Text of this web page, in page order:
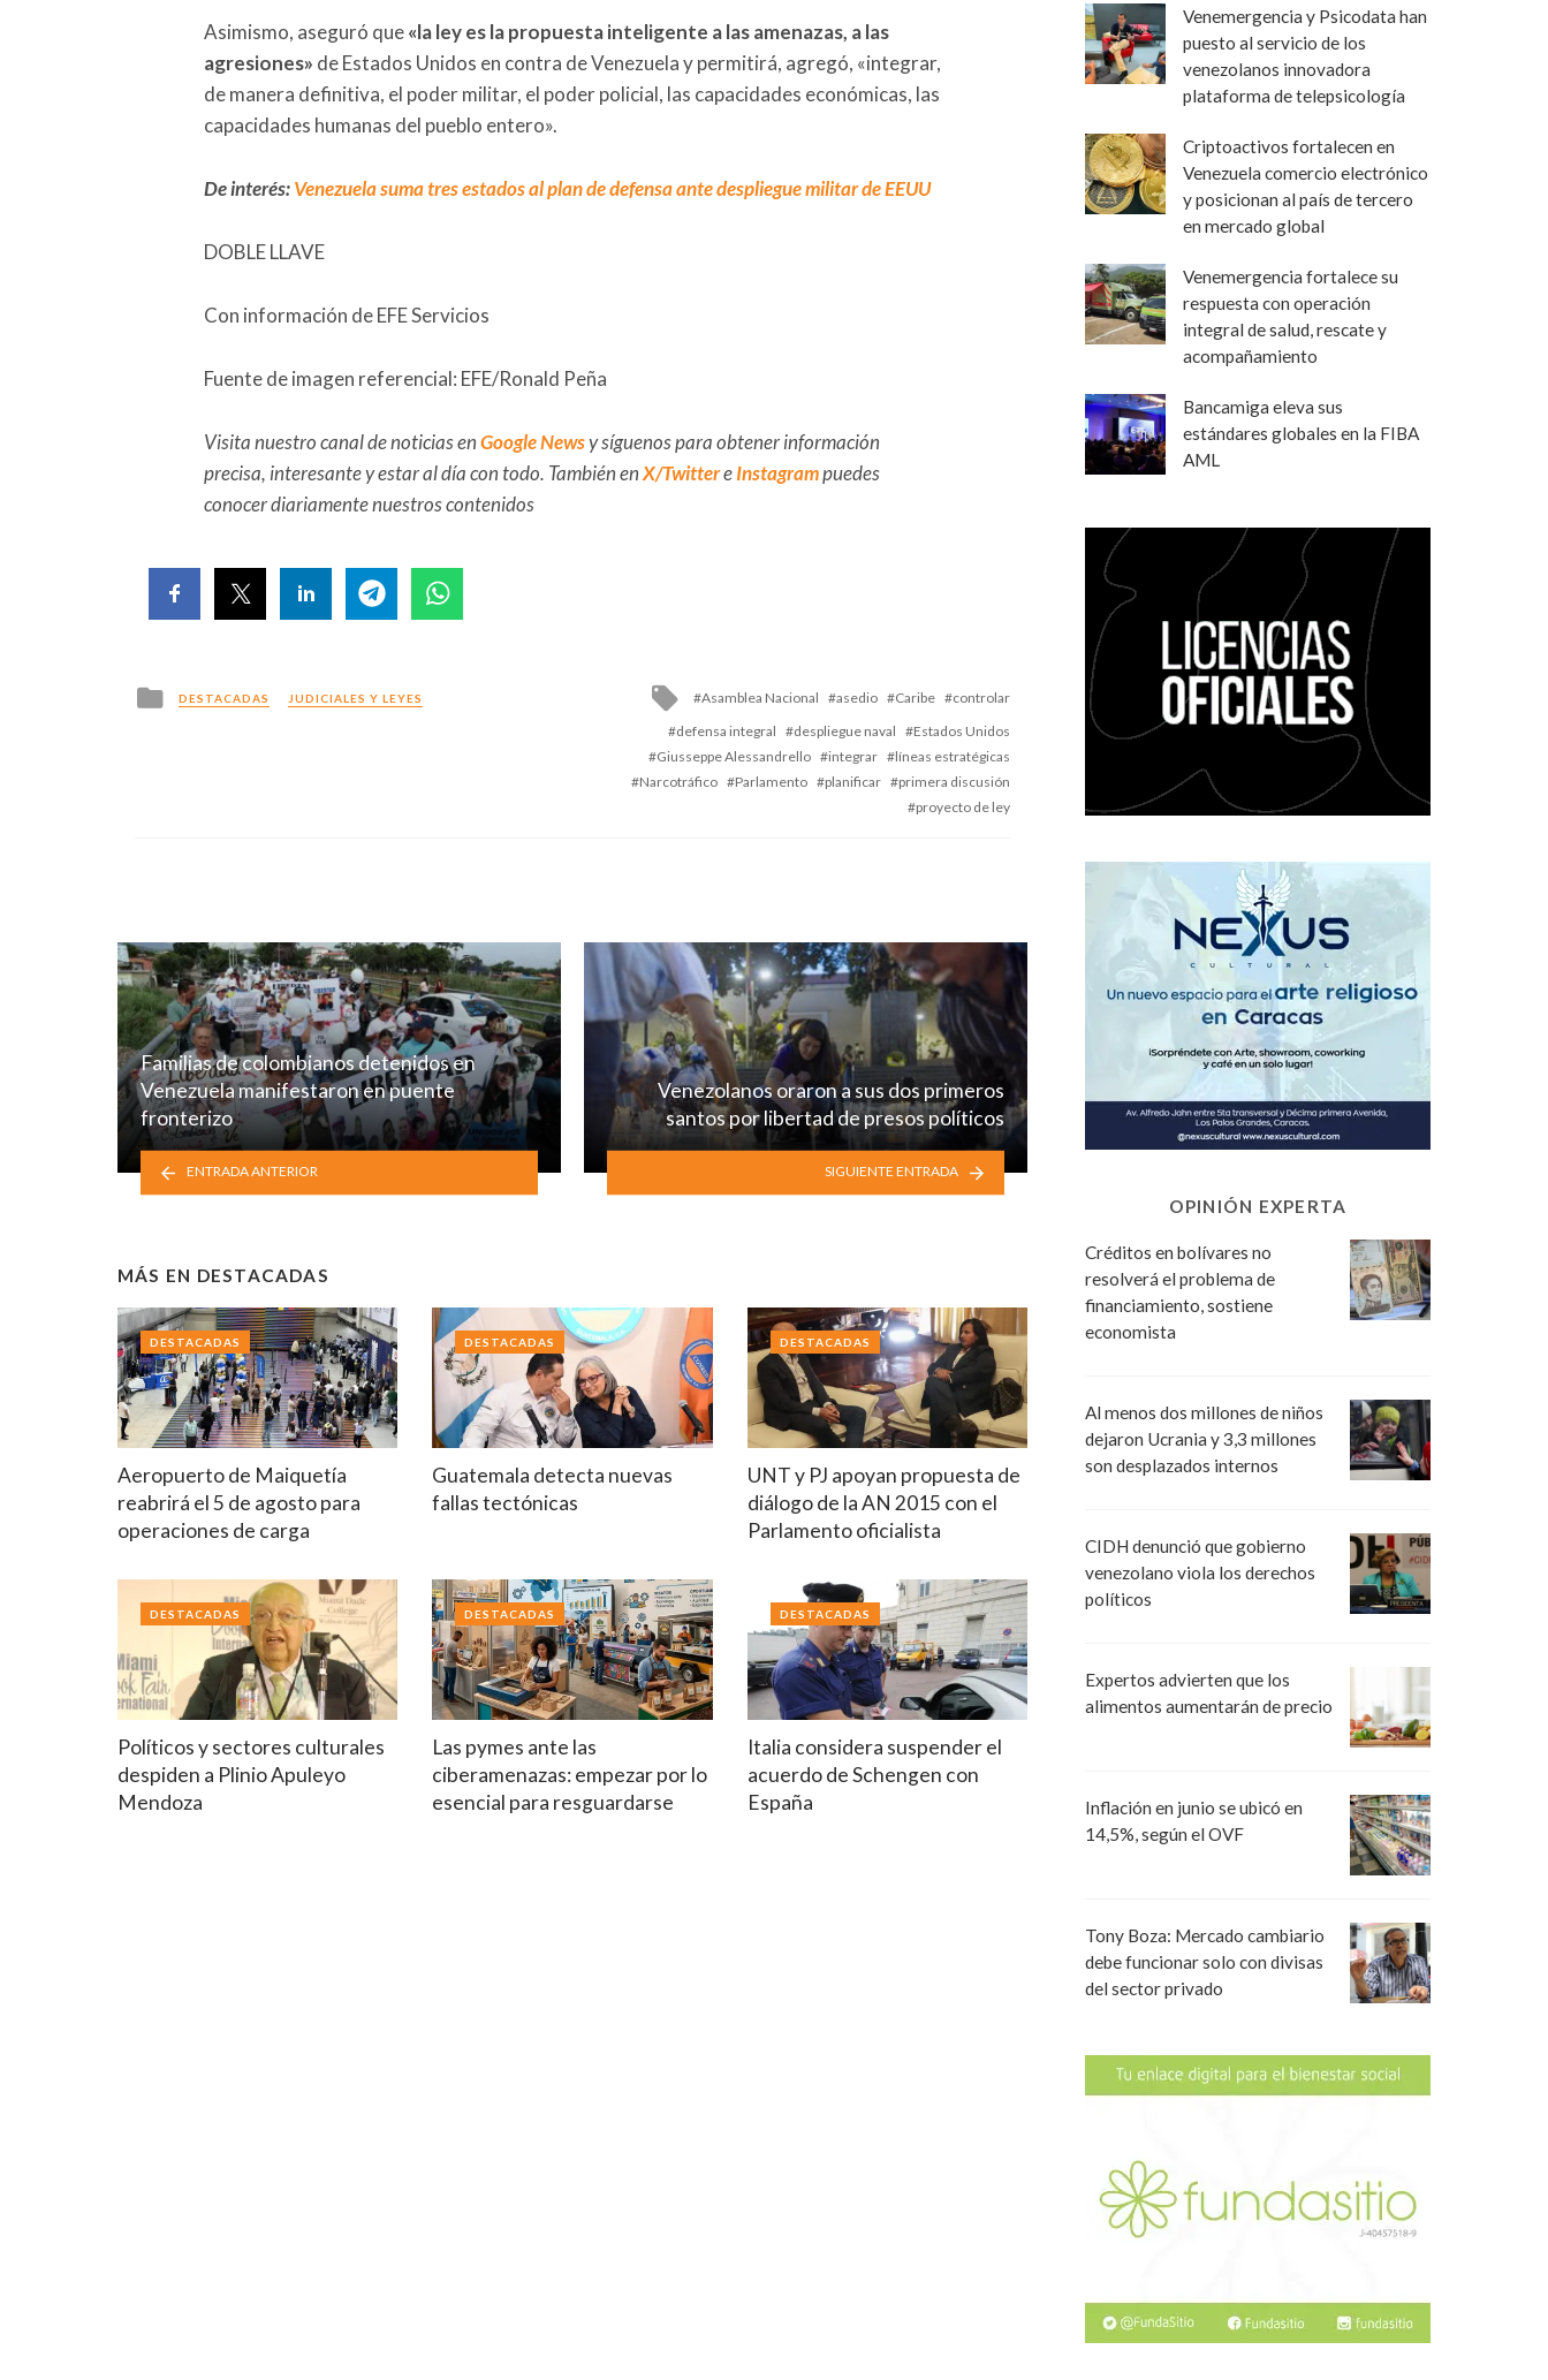
Asimismo, aseguró que«la ley es la propuesta inteligente a las amenazas, a las
agresiones» de Estados Unidos en contra de Venezuela y permitirá, agregó, «integrar,
de manera definitiva, el poder militar, el poder policial, las capacidades económicas, las
capacidades humanas del pueblo entero».
De interés:Venezuela suma tres estados al plan de defensa ante despliegue militar de EEUU
DOBLE LLAVE
Con información de EFE Servicios
Fuente de imagen referencial: EFE/Ronald Peña
Visita nuestro canal de noticias enGoogle Newsy síguenos para obtener información
precisa, interesante y estar al día con todo. También enX/TwittereInstagrampuedes
conocer diariamente nuestros contenidos
Posted
in
DESTACADAS JUDICIALES Y LEYES
Tagged
with
Asamblea Nacional asedio Caribe
controlar
defensa integral
despliegue naval
Estados Unidos
Giusseppe Alessandrello
integrar
líneas estratégicas
Narcotráfico
Parlamento planificar
primera discusión
proyecto de ley
Familias de colombianos detenidos en
Venezuela manifestaron en puente
fronterizo
ENTRADA ANTERIOR
Venezolanos oraron a sus dos primeros
santos por libertad de presos políticos
SIGUIENTE ENTRADA
MÁS EN DESTACADAS
Aeropuerto de Maiquetía
reabrirá el 5 de agosto para
operaciones de carga
DESTACADAS
Guatemala detecta nuevas
fallas tectónicas
DESTACADAS
UNT y PJ apoyan propuesta de
diálogo de la AN 2015 con el
Parlamento oficialista
DESTACADAS
Políticos y sectores culturales
despiden a Plinio Apuleyo
Mendoza
DESTACADAS
Las pymes ante las
ciberamenazas: empezar por lo
esencial para resguardarse
DESTACADAS
Italia considera suspender el
acuerdo de Schengen con
España
DESTACADAS
Venemergencia y Psicodata han
puesto al servicio de los
venezolanos innovadora
plataforma de telepsicología
Criptoactivos fortalecen en
Venezuela comercio electrónico
y posicionan al país de tercero
en mercado global
Venemergencia fortalece su
respuesta con operación
integral de salud, rescate y
acompañamiento
Bancamiga eleva sus
estándares globales en la FIBA
AML
OPINIÓN EXPERTA
Créditos en bolívares no
resolverá el problema de
financiamiento, sostiene
economista
Al menos dos millones de niños
dejaron Ucrania y 3,3 millones
son desplazados internos
CIDH denunció que gobierno
venezolano viola los derechos
políticos
Expertos advierten que los
alimentos aumentarán de precio
Inflación en junio se ubicó en
14,5%, según el OVF
Tony Boza: Mercado cambiario
debe funcionar solo con divisas
del sector privado